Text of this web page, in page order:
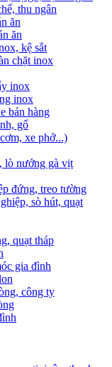
thu ngân
ăn
ăn
kệ sắt
chặt inox
inox
inox
bán hàng
gổ
xe phở...)
lò nướng gà vịt
đứng, treo tường
sò hút, quạt
quạt tháp
gia đình
công ty